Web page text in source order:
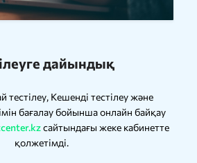
дайындық
тестілеу, Кешенді тестілеу және
бағалау бойынша онлайн байқау
сайтындағы жеке кабинетте
қолжетімді.